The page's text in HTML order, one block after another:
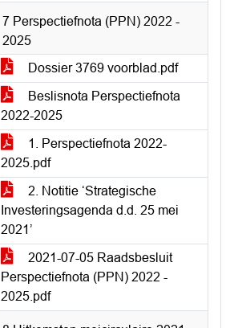
7 Perspectiefnota (PPN) 2022 -
2025
Dossier 3769 voorblad.pdf
Beslisnota Perspectiefnota
2022-2025
1. Perspectiefnota 2022-
2025.pdf
2. Notitie ‘Strategische
Investeringsagenda d.d. 25 mei
2021’
2021-07-05 Raadsbesluit
Perspectiefnota (PPN) 2022 -
2025.pdf